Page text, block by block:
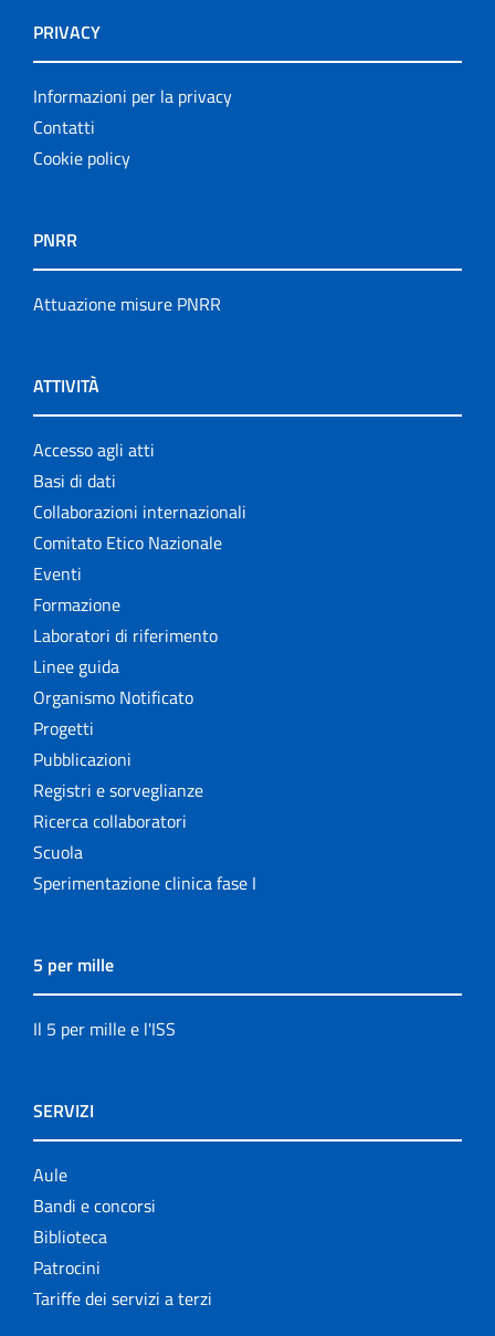
PRIVACY
Informazioni per la privacy
Contatti
Cookie policy
PNRR
Attuazione misure PNRR
ATTIVITÀ
Accesso agli atti
Basi di dati
Collaborazioni internazionali
Comitato Etico Nazionale
Eventi
Formazione
Laboratori di riferimento
Linee guida
Organismo Notificato
Progetti
Pubblicazioni
Registri e sorveglianze
Ricerca collaboratori
Scuola
Sperimentazione clinica fase I
5 per mille
Il 5 per mille e l'ISS
SERVIZI
Aule
Bandi e concorsi
Biblioteca
Patrocini
Tariffe dei servizi a terzi